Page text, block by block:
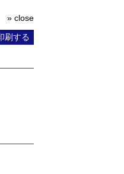
» close
刷する